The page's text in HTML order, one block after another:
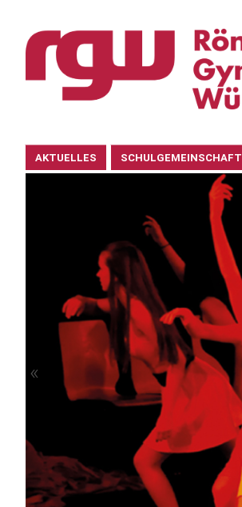
überspringen
AKTUELLES SCHULGEMEINSCHAFT
«